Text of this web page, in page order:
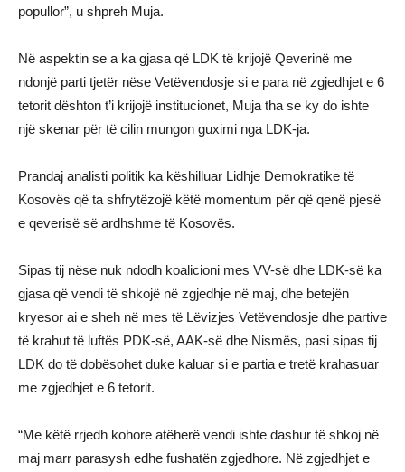
popullor”, u shpreh Muja.
Në aspektin se a ka gjasa që LDK të krijojë Qeverinë me
ndonjë parti tjetër nëse Vetëvendosje si e para në zgjedhjet e 6
tetorit dështon t’i krijojë institucionet, Muja tha se ky do ishte
një skenar për të cilin mungon guximi nga LDK-ja.
Prandaj analisti politik ka këshilluar Lidhje Demokratike të
Kosovës që ta shfrytëzojë këtë momentum për që qenë pjesë
e qeverisë së ardhshme të Kosovës.
Sipas tij nëse nuk ndodh koalicioni mes VV-së dhe LDK-së ka
gjasa që vendi të shkojë në zgjedhje në maj, dhe betejën
kryesor ai e sheh në mes të Lëvizjes Vetëvendosje dhe partive
të krahut të luftës PDK-së, AAK-së dhe Nismës, pasi sipas tij
LDK do të dobësohet duke kaluar si e partia e tretë krahasuar
me zgjedhjet e 6 tetorit.
“Me këtë rrjedh kohore atëherë vendi ishte dashur të shkoj në
maj marr parasysh edhe fushatën zgjedhore. Në zgjedhjet e